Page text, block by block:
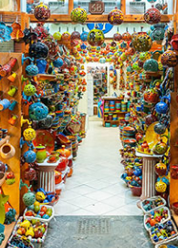
Παλιά Πόλη, Χανιά
Σκρύδλωφ 38